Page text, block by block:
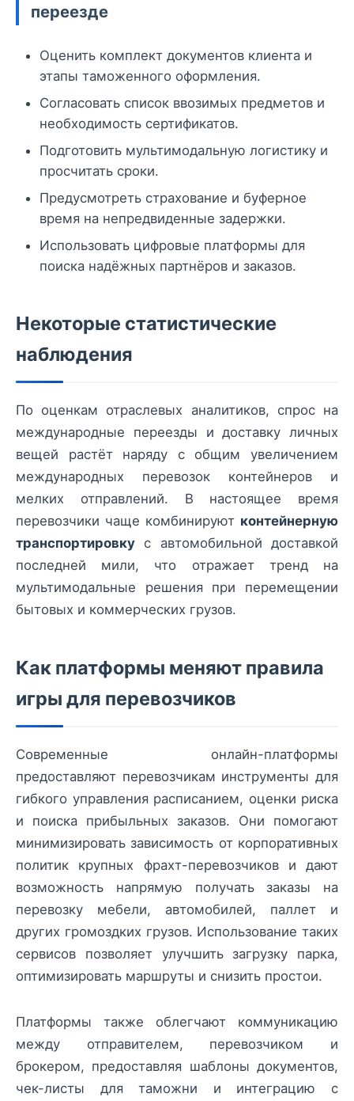
переезде
Оценить комплект документов клиента и
этапы таможенного оформления.
Согласовать список ввозимых предметов и
необходимость сертификатов.
Подготовить мультимодальную логистику и
просчитать сроки.
Предусмотреть страхование и буферное
время на непредвиденные задержки.
Использовать цифровые платформы для
поиска надёжных партнёров и заказов.
Некоторые статистические
наблюдения
По оценкам отраслевых аналитиков, спрос на
международные переезды и доставку личных
вещей растёт наряду с общим увеличением
международных перевозок контейнеров и
мелких отправлений. В настоящее время
перевозчики чаще комбинируют контейнерную
транспортировку с автомобильной доставкой
последней мили, что отражает тренд на
мультимодальные решения при перемещении
бытовых и коммерческих грузов.
Как платформы меняют правила
игры для перевозчиков
Современные онлайн-платформы
предоставляют перевозчикам инструменты для
гибкого управления расписанием, оценки риска
и поиска прибыльных заказов. Они помогают
минимизировать зависимость от корпоративных
политик крупных фрахт-перевозчиков и дают
возможность напрямую получать заказы на
перевозку мебели, автомобилей, паллет и
других громоздких грузов. Использование таких
сервисов позволяет улучшить загрузку парка,
оптимизировать маршруты и снизить простои.
Платформы также облегчают коммуникацию
между отправителем, перевозчиком и
брокером, предоставляя шаблоны документов,
чек-листы для таможни и интеграцию с